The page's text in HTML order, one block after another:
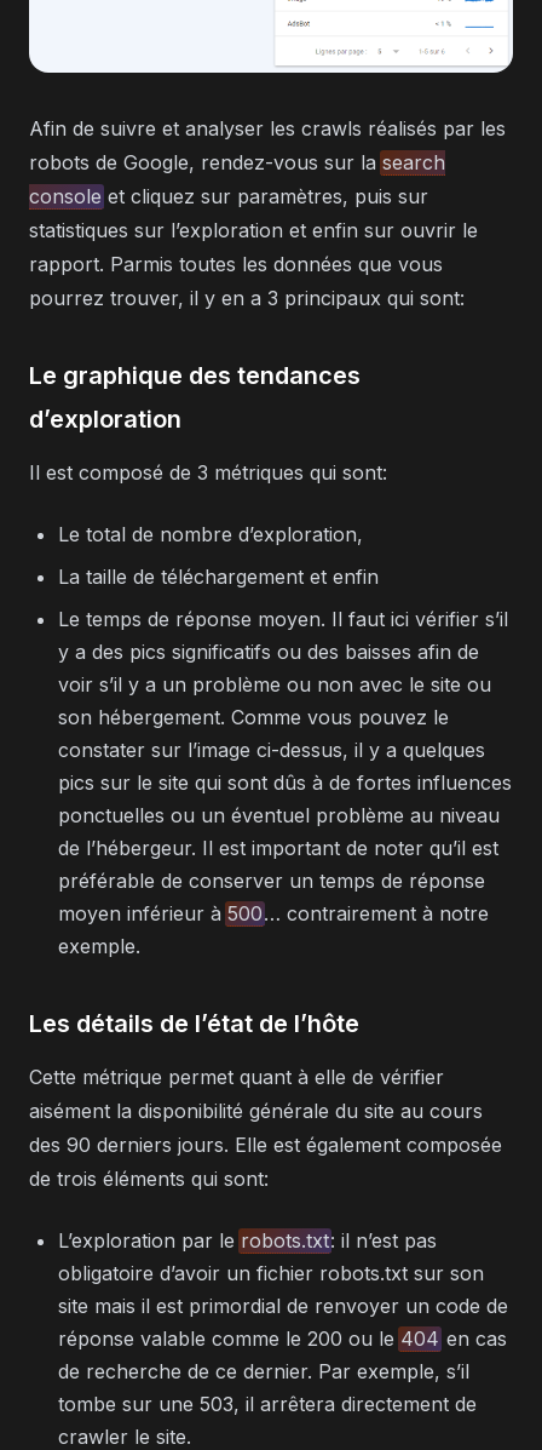
Afin de suivre et analyser les crawls réalisés par les
robots de Google, rendez-vous sur la search
console et cliquez sur paramètres, puis sur
statistiques sur l’exploration et enfin sur ouvrir le
rapport. Parmis toutes les données que vous
pourrez trouver, il y en a 3 principaux qui sont:
Le graphique des tendances
d’exploration
Il est composé de 3 métriques qui sont:
Le total de nombre d’exploration,
La taille de téléchargement et enfin
Le temps de réponse moyen. Il faut ici vérifier s’il
y a des pics significatifs ou des baisses afin de
voir s’il y a un problème ou non avec le site ou
son hébergement. Comme vous pouvez le
constater sur l’image ci-dessus, il y a quelques
pics sur le site qui sont dûs à de fortes influences
ponctuelles ou un éventuel problème au niveau
de l’hébergeur. Il est important de noter qu’il est
préférable de conserver un temps de réponse
moyen inférieur à 500… contrairement à notre
exemple.
Les détails de l’état de l’hôte
Cette métrique permet quant à elle de vérifier
aisément la disponibilité générale du site au cours
des 90 derniers jours. Elle est également composée
de trois éléments qui sont:
L’exploration par le robots.txt: il n’est pas
obligatoire d’avoir un fichier robots.txt sur son
site mais il est primordial de renvoyer un code de
réponse valable comme le 200 ou le 404 en cas
de recherche de ce dernier. Par exemple, s’il
tombe sur une 503, il arrêtera directement de
crawler le site.